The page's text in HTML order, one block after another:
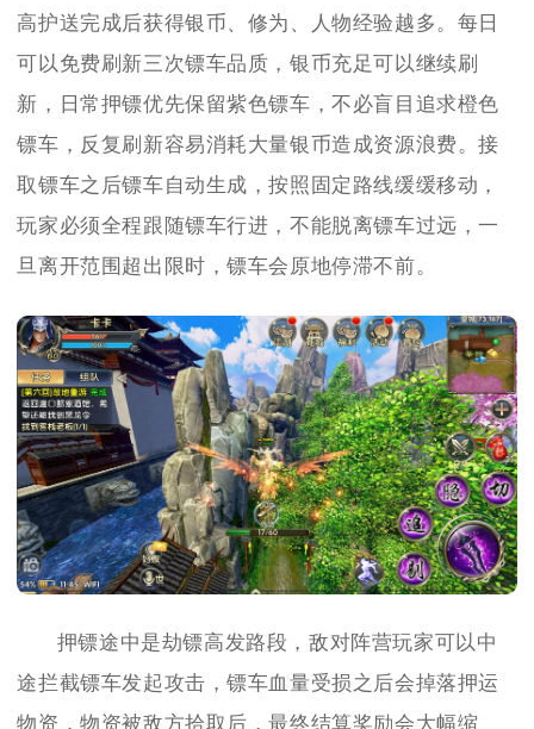
高护送完成后获得银币、修为、人物经验越多。每日
可以免费刷新三次镖车品质，银币充足可以继续刷
新，日常押镖优先保留紫色镖车，不必盲目追求橙色
镖车，反复刷新容易消耗大量银币造成资源浪费。接
取镖车之后镖车自动生成，按照固定路线缓缓移动，
玩家必须全程跟随镖车行进，不能脱离镖车过远，一
旦离开范围超出限时，镖车会原地停滞不前。
押镖途中是劫镖高发路段，敌对阵营玩家可以中
途拦截镖车发起攻击，镖车血量受损之后会掉落押运
物资，物资被敌方拾取后，最终结算奖励会大幅缩